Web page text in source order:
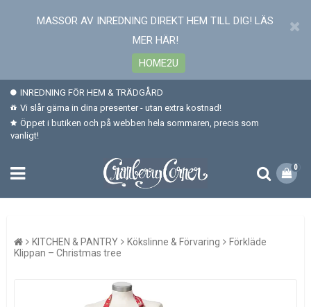
MASSOR AV INREDNING DIREKT HEM TILL DIG! LÄS
MER HÄR!
HOME2U
INREDNING FÖR HEM & TRÄDGÅRD
Vi slår gärna in dina presenter - utan extra kostnad!
Öppet i butiken och på webben hela sommaren, precis som
vanligt!
0
KITCHEN & PANTRY Kökslinne & Förvaring
Förkläde
Klippan – Christmas tree